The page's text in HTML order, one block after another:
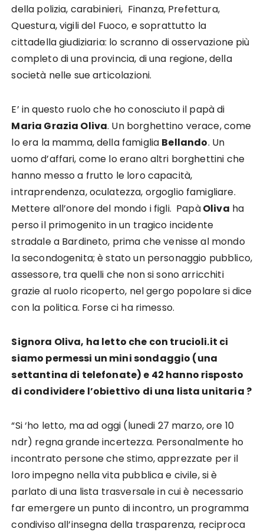
della polizia, carabinieri, Finanza, Prefettura,
Questura, vigili del Fuoco, e soprattutto la
cittadella giudiziaria: lo scranno di osservazione più
completo di una provincia, di una regione, della
società nelle sue articolazioni.
E’ in questo ruolo che ho conosciuto il papà di
Maria Grazia Oliva. Un borghettino verace, come
lo era la mamma, della famiglia Bellando. Un
uomo d’affari, come lo erano altri borghettini che
hanno messo a frutto le loro capacità,
intraprendenza, oculatezza, orgoglio famigliare.
Mettere all’onore del mondo i figli. PapàOliva ha
perso il primogenito in un tragico incidente
stradale a Bardineto, prima che venisse al mondo
la secondogenita; è stato un personaggio pubblico,
assessore, tra quelli che non si sono arricchiti
grazie al ruolo ricoperto, nel gergo popolare si dice
con la politica. Forse ci ha rimesso.
Signora Oliva, ha letto che con trucioli.it ci
siamo permessi un mini sondaggio (una
settantina di telefonate) e 42 hanno risposto
di condividere l’obiettivo di una lista unitaria ?
“Si ‘ho letto, ma ad oggi (lunedi 27 marzo, ore 10
ndr) regna grande incertezza. Personalmente ho
incontrato persone che stimo, apprezzate per il
loro impegno nella vita pubblica e civile, si è
parlato di una lista trasversale in cui è necessario
far emergere un punto di incontro, un programma
condiviso all’insegna della trasparenza, reciproca